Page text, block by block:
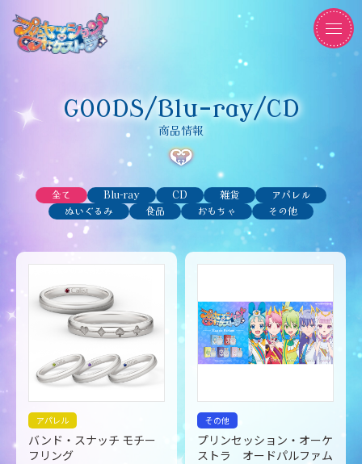
GOODS/Blu-ray/CD
商品情報
全て Blu-ray CD 雑貨
アパレル
ぬいぐるみ
食品 おもちゃ その他
アパレル
バンド・スナッチ モチー
フリング
その他
プリンセッション・オーケ
ストラ オードパルファム